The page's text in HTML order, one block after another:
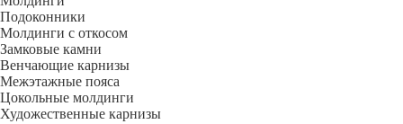
Подоконники
Молдинги с откосом
Замковые камни
Венчающие карнизы
Межэтажные пояса
Цокольные молдинги
Художественные карнизы